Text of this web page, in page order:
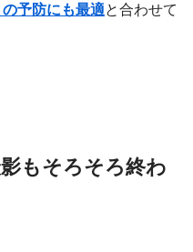
予防にも最適と合わせて
もそろそろ終わ